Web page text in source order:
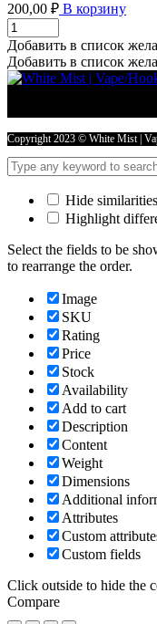
200,00 ₽ В корзину
Персональный
мундштук
бюджет
количество
Добавить в список
Добавить в список
Copyright 2023 © White Mist |
Hide similarities
Highlight
Select the fields to be
to rearrange the order.
Image
SKU
Rating
Price
Stock
Availability
Add to cart
Description
Content
Weight
Dimensions
Additional
Attributes
Custom
Custom fields
Click outside to hide the
Compare